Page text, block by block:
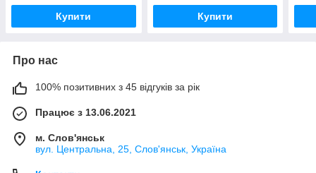
Купити Купити
Про нас
100% позитивних з 45 відгуків за рік
Працює з 13.06.2021
м. Слов'янськ
вул. Центральна, 25, Слов'янськ, Україна